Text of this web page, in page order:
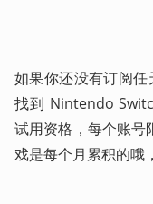
如果你还没有订阅任
找到 Nintendo
试用资格，每个账号
戏是每个月累积的哦